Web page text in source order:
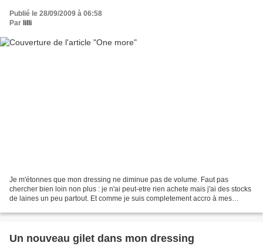
Publié le 28/09/2009 à 06:58
Par lilli
Je m'étonnes que mon dressing ne diminue pas de volume. Faut pas
chercher bien loin non plus : je n'ai peut-etre rien achete mais j'ai des stocks
de laines un peu partout. Et comme je suis completement accro à mes
Un nouveau gilet dans mon dressing